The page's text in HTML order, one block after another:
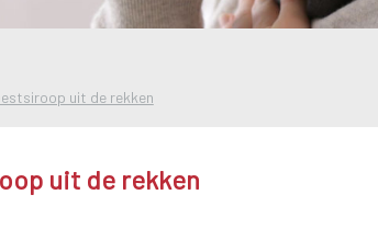
uit de rekken
uit de rekken